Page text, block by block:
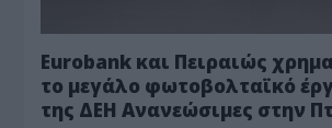
Eurobank και Πειραιώς
το μεγάλο φωτοβολταϊκό
της ΔΕΗ Ανανεώσιμες στην